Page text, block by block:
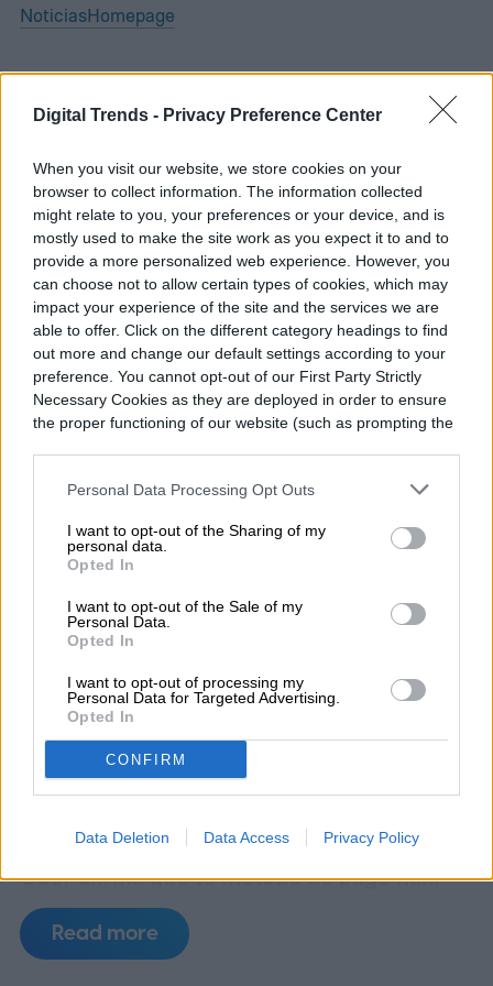
Digital Trends - Privacy Preference Center
When you visit our website, we store cookies on your
browser to collect information. The information collected
might relate to you, your preferences or your device, and is
mostly used to make the site work as you expect it to and to
provide a more personalized web experience. However, you
can choose not to allow certain types of cookies, which may
impact your experience of the site and the services we are
able to offer. Click on the different category headings to find
out more and change our default settings according to your
preference. You cannot opt-out of our First Party Strictly
Necessary Cookies as they are deployed in order to ensure
the proper functioning of our website (such as prompting the
Personal Data Processing Opt Outs
I want to opt-out of the Sharing of my
personal data.
Opted In
I want to opt-out of the Sale of my
Personal Data.
Opted In
I want to opt-out of processing my
Personal Data for Targeted Advertising.
Opted In
CONFIRM
Data Deletion Data Access Privacy Policy
NoticiasHomepage
Hay una nueva estafa en
Uber y debes estar muy
atento para no caer
Los estafadores tienen un truco nuevo, y
este está diseñado para parecer lo
suficientemente convincente como para
pillar a la gente desprevenida. Un correo
electrónico falso que se hace pasar por
Uber afirma que tu método de pago ha
caducado y te insta a actualizar tus datos
de facturación inmediatamente. A simple
Read more